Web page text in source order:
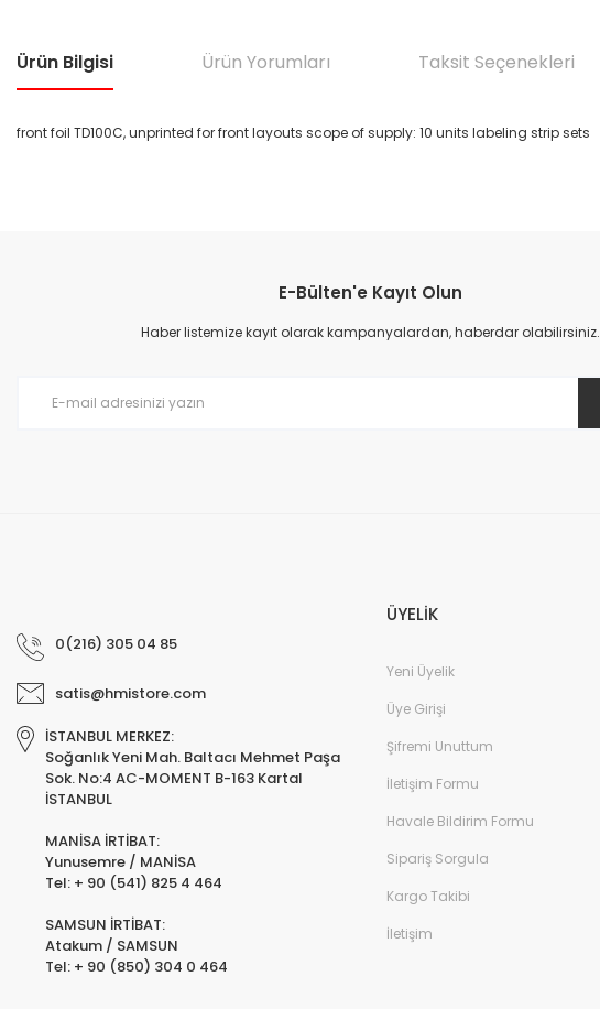
Ürün Bilgisi Ürün Yorumları Taksit Seçenekleri
front foil TD100C, unprinted for front layouts scope of supply: 10 units labeling strip sets
Ürün resmi kalitesiz, bozuk veya görüntülenemiyor.
Ürün açıklamasında eksik bilgiler bulunuyor.
E-Bülten'e Kayıt Olun
Haber listemize kayıt olarak kampanyalardan, haberdar olabilirsiniz.
0(216) 305 04 85
satis@hmistore.com
İSTANBUL MERKEZ:
Soğanlık Yeni Mah. Baltacı Mehmet Paşa
Sok. No:4 AC-MOMENT B-163 Kartal
İSTANBUL
MANİSA İRTİBAT:
Yunusemre / MANİSA
Tel: + 90 (541) 825 4 464
SAMSUN İRTİBAT:
Atakum / SAMSUN
Tel: + 90 (850) 304 0 464
ÜYELİK
Yeni Üyelik
Üye Girişi
Şifremi Unuttum
İletişim Formu
Havale Bildirim Formu
Sipariş Sorgula
Kargo Takibi
İletişim